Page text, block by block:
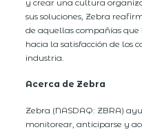
y crear una cultura
sus soluciones, Zebra
de aquellas compañías
hacia la satisfacción de los
industria.
Acerca de Zebra
Zebra (NASDAQ: ZBRA)
monitorear, anticiparse y